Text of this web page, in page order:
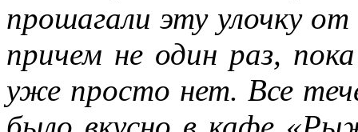
прошагали эту улочку от
причем не один раз,
уже просто нет. Все